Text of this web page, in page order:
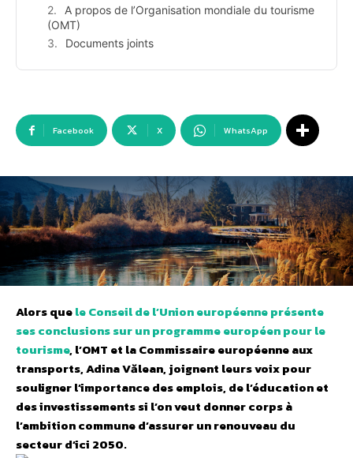
A propos de l’Organisation mondiale du tourisme
(OMT)
Documents joints
Facebook X WhatsApp
Alors quele Conseil de l’Union européenne présente
ses conclusions sur un programme européen pour le
tourisme, l’OMT et la Commissaire européenne aux
transports, Adina Vălean, joignent leurs voix pour
souligner l’importance des emplois, de l’éducation et
des investissements si l’on veut donner corps à
l’ambition commune d’assurer un renouveau du
secteur d’ici 2050.